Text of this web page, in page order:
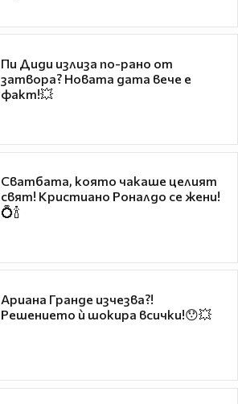
Пи Диди излиза по-рано от
затвора? Новата дата вече е
факт!💥
Сватбата, която чакаше целият
свят! Кристиано Роналдо се жени!
💍🍾
Ариана Гранде изчезва?!
Решението ѝ шокира всички!😯💥